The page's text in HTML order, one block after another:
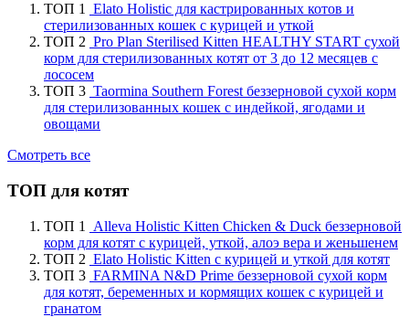
ТОП 1 Elato Holistic для кастрированных котов и
стерилизованных кошек с курицей и уткой
ТОП 2 Pro Plan Sterilised Kitten HEALTHY START сухой
корм для стерилизованных котят от 3 до 12 месяцев с
лососем
ТОП 3 Taormina Southern Forest беззерновой сухой корм
для стерилизованных кошек с индейкой, ягодами и
овощами
Смотреть все
ТОП для котят
ТОП 1
Alleva Holistic Kitten Chicken & Duck беззерновой
корм для котят с курицей, уткой, алоэ вера и женьшенем
ТОП 2 Elato Holistic Kitten с курицей и уткой для котят
ТОП 3 FARMINA N&D Prime беззерновой сухой корм
для котят, беременных и кормящих кошек с курицей и
гранатом